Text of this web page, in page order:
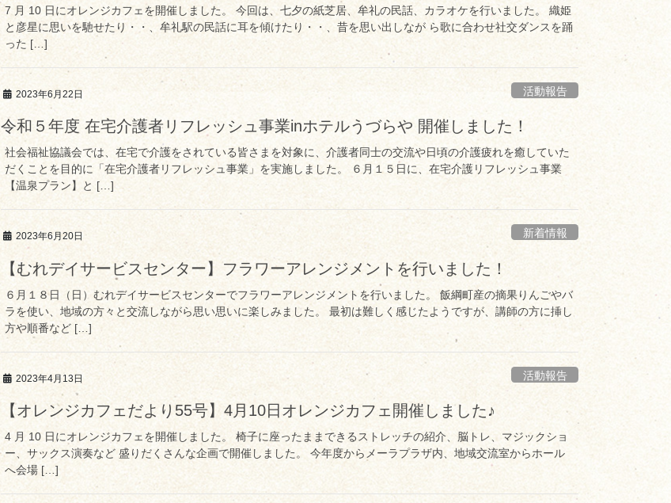
7 月 10 日にオレンジカフェを開催しました。 今回は、七夕の紙芝居、牟礼の民話、カラオケを行いました。 織姫
と彦星に思いを馳せたり・・、牟礼駅の民話に耳を傾けたり・・、昔を思い出しなが ら歌に合わせ社交ダンスを踊
った […]
2023年6月22日 活動報告
令和５年度 在宅介護者リフレッシュ事業inホテルうづらや 開催しました！
社会福祉協議会では、在宅で介護をされている皆さまを対象に、介護者同士の交流や日頃の介護疲れを癒していた
だくことを目的に「在宅介護者リフレッシュ事業」を実施しました。 ６月１５日に、在宅介護リフレッシュ事業
【温泉プラン】と […]
2023年6月20日 新着情報
【むれデイサービスセンター】フラワーアレンジメントを行いました！
６月１８日（日）むれデイサービスセンターでフラワーアレンジメントを行いました。 飯綱町産の摘果りんごやバ
ラを使い、地域の方々と交流しながら思い思いに楽しみました。 最初は難しく感じたようですが、講師の方に挿し
方や順番など […]
2023年4月13日 活動報告
【オレンジカフェだより55号】4月10日オレンジカフェ開催しました♪
4 月 10 日にオレンジカフェを開催しました。 椅子に座ったままできるストレッチの紹介、脳トレ、マジックショ
ー、サックス演奏など 盛りだくさんな企画で開催しました。 今年度からメーラプラザ内、地域交流室からホール
へ会場 […]